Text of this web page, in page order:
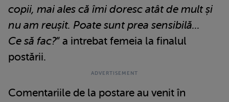
copii, mai ales că îmi doresc atât de mult și
nu am reușit. Poate sunt prea sensibilă...
Ce să fac?” a intrebat femeia la finalul
postării.
Comentariile de la postare au venit în